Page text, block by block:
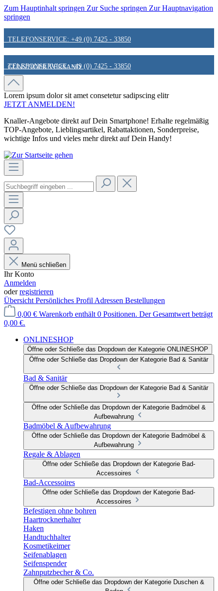
Zum Hauptinhalt springen Zur Suche springen Zur Hauptnavigation
springen
TELEFONSERVICE: +49 (0) 7425 - 33850
GÜNSTIGER VERSAND
FAIR & KUNDENORIENTIERT
HINWEIS ZU STATIONÄREN PREISEN
TELEFONSERVICE: +49 (0) 7425 - 33850
GÜNSTIGER VERSAND
FAIR & KUNDENORIENTIERT
HINWEIS ZU STATIONÄREN PREISEN
Lorem ipsum dolor sit amet consetetur sadipscing elitr
JETZT ANMELDEN!
Knaller-Angebote direkt auf Dein Smartphone! Erhalte regelmäßig
TOP-Angebote, Lieblingsartikel, Rabattaktionen, Sonderpreise,
wichtige Infos und vieles mehr direkt auf Dein Handy!
Menü schließen
Ihr Konto
Anmelden
oderregistrieren
Übersicht Persönliches Profil Adressen Bestellungen
0,00 € Warenkorb enthält 0 Positionen. Der Gesamtwert beträgt
0,00 €.
ONLINESHOP
Öffne oder Schließe das Dropdown der Kategorie ONLINESHOP
Öffne oder Schließe das Dropdown der Kategorie Bad & Sanitär
Bad & Sanitär
Öffne oder Schließe das Dropdown der Kategorie Bad & Sanitär
Öffne oder Schließe das Dropdown der Kategorie Badmöbel &
Aufbewahrung
Badmöbel & Aufbewahrung
Öffne oder Schließe das Dropdown der Kategorie Badmöbel &
Aufbewahrung
Regale & Ablagen
Öffne oder Schließe das Dropdown der Kategorie Bad-
Accessoires
Bad-Accessoires
Öffne oder Schließe das Dropdown der Kategorie Bad-
Accessoires
Befestigen ohne bohren
Haartrocknerhalter
Haken
Handtuchhalter
Kosmetikeimer
Seifenablagen
Seifenspender
Zahnputzbecher & Co.
Öffne oder Schließe das Dropdown der Kategorie Duschen &